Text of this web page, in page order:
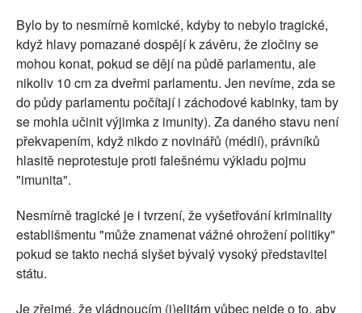
Bylo by to nesmírně komické, kdyby to nebylo tragické,
když hlavy pomazané dospějí k závěru, že zločiny se
mohou konat, pokud se dějí na půdě parlamentu, ale
nikoliv 10 cm za dveřmi parlamentu. Jen nevíme, zda se
do půdy parlamentu počítají i záchodové kabinky, tam by
se mohla učinit výjimka z imunity). Za daného stavu není
překvapením, když nikdo z novinářů (médií), právníků
hlasitě neprotestuje proti falešnému výkladu pojmu
"imunita".
Nesmírně tragické je i tvrzení, že vyšetřování kriminality
establišmentu "může znamenat vážné ohrožení politiky"
pokud se takto nechá slyšet bývalý vysoký představitel
státu.
Je zřejmé, že vládnoucím (j)elitám vůbec nejde o to, aby